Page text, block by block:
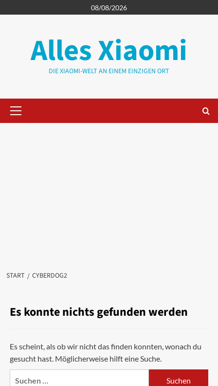
Inhalt
08/08/2026
Alles Xiaomi
DIE XIAOMI-WELT AN EINEM EINZIGEN ORT
Menü
START CYBERDOG2
Es konnte nichts gefunden werden
Es scheint, als ob wir nicht das finden konnten, wonach du
gesucht hast. Möglicherweise hilft eine Suche.